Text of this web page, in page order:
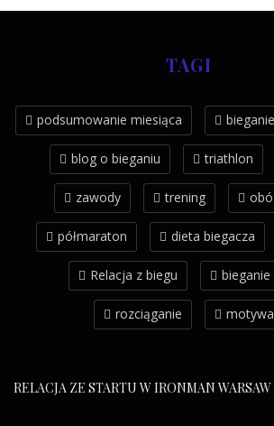
TAGI
podsumowanie miesiąca bieganie
blog o bieganiu triathlon
zawody trening
półmaraton dieta biegacza
Relacja z biegu
rozciąganie
RELACJA ZE STARTU W IRONMAN WARSAW